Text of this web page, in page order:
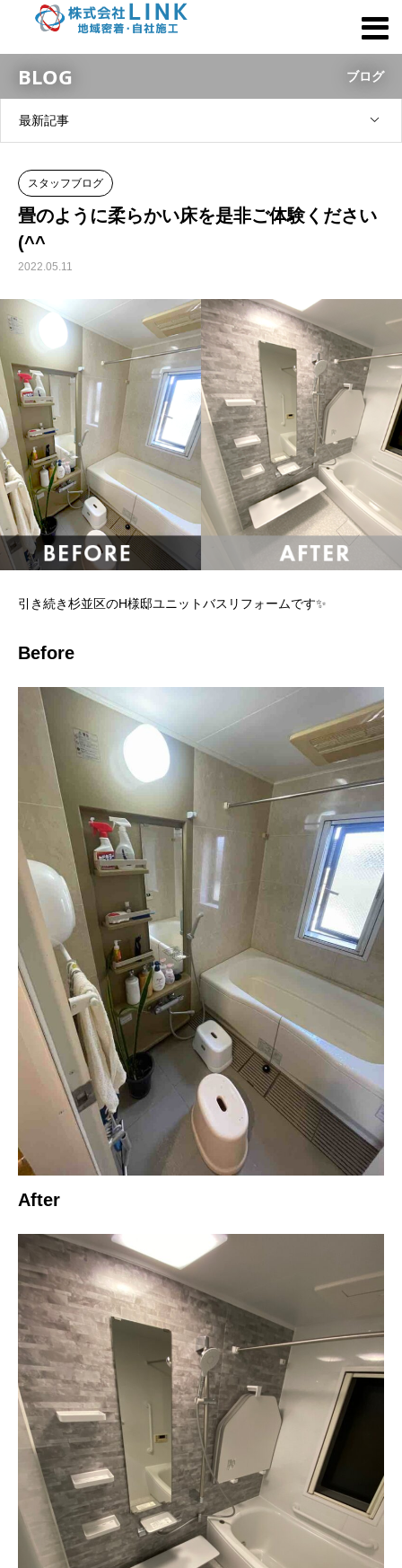
BLOG ブログ
最新記事
スタッフブログ
畳のように柔らかい床を是非ご体験ください
(^^ゞ
2022.05.11
引き続き杉並区のH様邸ユニットバスリフォームです✨
Before
After